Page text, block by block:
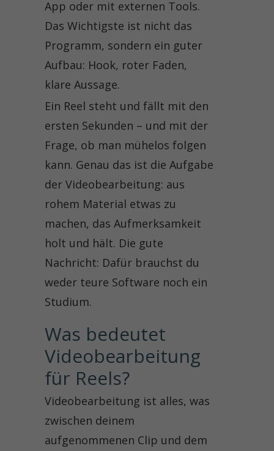
App oder mit externen Tools.
Das Wichtigste ist nicht das
Programm, sondern ein guter
Aufbau: Hook, roter Faden,
klare Aussage.
Ein Reel steht und fällt mit den
ersten Sekunden – und mit der
Frage, ob man mühelos folgen
kann. Genau das ist die Aufgabe
der Videobearbeitung: aus
rohem Material etwas zu
machen, das Aufmerksamkeit
holt und hält. Die gute
Nachricht: Dafür brauchst du
weder teure Software noch ein
Studium.
Was bedeutet
Videobearbeitung
für Reels?
Videobearbeitung ist alles, was
zwischen deinem
aufgenommenen Clip und dem